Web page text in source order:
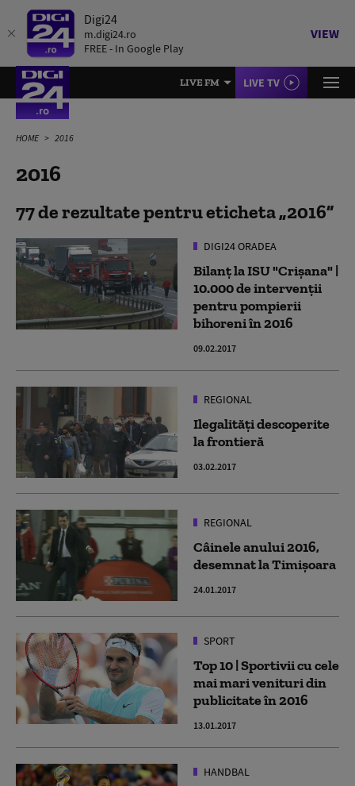
Digi24
m.digi24.ro
FREE - In Google Play
VIEW
LIVE FM LIVE TV
HOME 2016
2016
77 de rezultate pentru eticheta 2016
DIGI24 ORADEA
Bilanţ la ISU "Crişana" |
10.000 de intervenţii
pentru pompierii
bihoreni în 2016
09.02.2017
REGIONAL
Ilegalităţi descoperite
la frontieră
03.02.2017
REGIONAL
Câinele anului 2016,
desemnat la Timişoara
24.01.2017
SPORT
Top 10 | Sportivii cu cele
mai mari venituri din
publicitate în 2016
13.01.2017
HANDBAL